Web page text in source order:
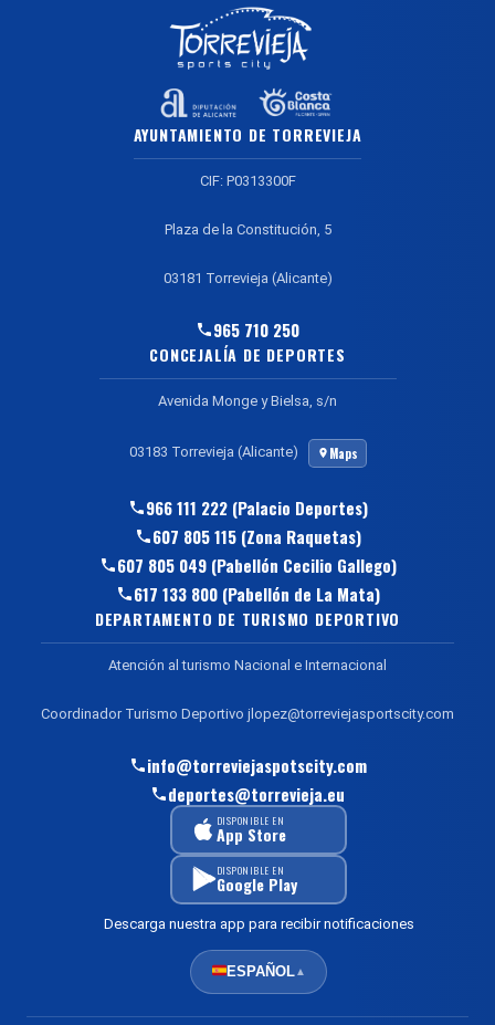
AYUNTAMIENTO DE TORREVIEJA
CIF: P0313300F
Plaza de la Constitución, 5
03181 Torrevieja (Alicante)
965 710 250
CONCEJALÍA DE DEPORTES
Avenida Monge y Bielsa, s/n
03183 Torrevieja (Alicante) Maps
966 111 222 (Palacio Deportes)
607 805 115 (Zona Raquetas)
607 805 049 (Pabellón Cecilio Gallego)
617 133 800 (Pabellón de La Mata)
DEPARTAMENTO DE TURISMO DEPORTIVO
Atención al turismo Nacional e Internacional
Coordinador Turismo Deportivo jlopez@torreviejasportscity.com
info@torreviejaspotscity.com
deportes@torrevieja.eu
DISPONIBLE EN
App Store
DISPONIBLE EN
Google Play
Descarga nuestra app para recibir notificaciones
ESPAÑOL▲